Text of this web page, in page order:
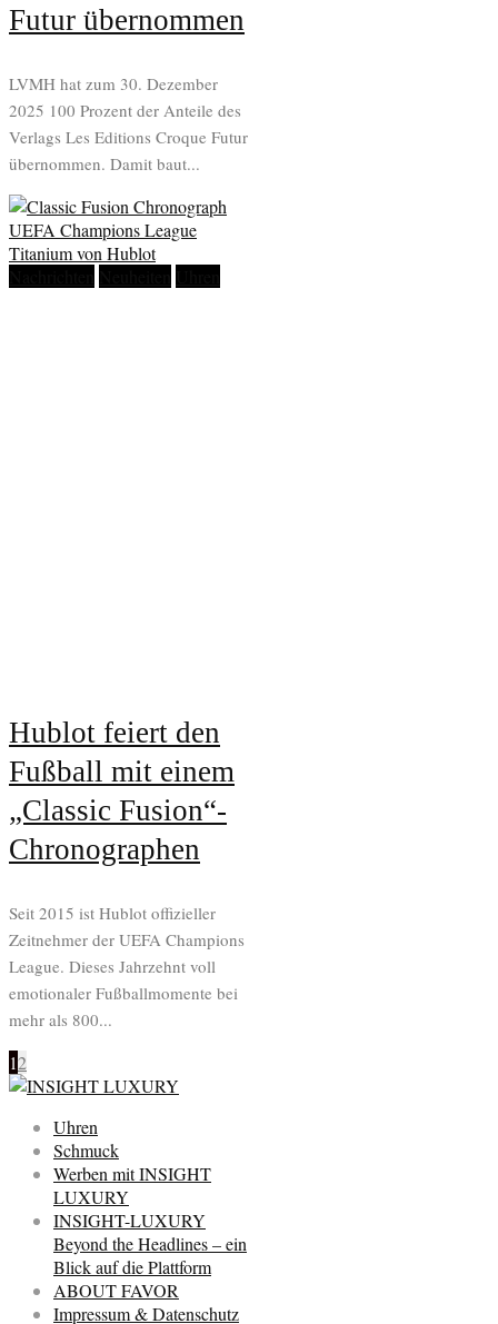
Futur übernommen
LVMH hat zum 30. Dezember
2025 100 Prozent der Anteile des
Verlags Les Editions Croque Futur
übernommen. Damit baut...
Hublot feiert den
Fußball mit einem
„Classic Fusion“-
Chronographen
Seit 2015 ist Hublot offizieller
Zeitnehmer der UEFA Champions
League. Dieses Jahrzehnt voll
emotionaler Fußballmomente bei
mehr als 800...
12
Uhren
Schmuck
Werben mit INSIGHT
LUXURY
INSIGHT-LUXURY
Beyond the Headlines – ein
Blick auf die Plattform
ABOUT FAVOR
Impressum & Datenschutz